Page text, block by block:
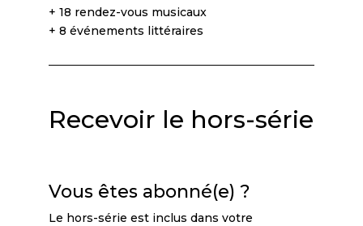
+ 18 rendez-vous musicaux
+ 8 événements littéraires
Recevoir le hors-série
Vous êtes abonné(e) ?
Le hors-série est inclus dans votre